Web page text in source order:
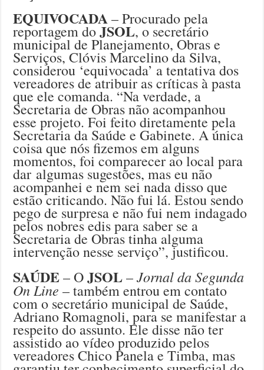
EQUIVOCADA– Procurado pela
reportagem doJSOL, o secretário
municipal de Planejamento, Obras e
Serviços, Clóvis Marcelino da Silva,
considerou ‘equivocada’ a tentativa dos
vereadores de atribuir as críticas à pasta
que ele comanda. “Na verdade, a
Secretaria de Obras não acompanhou
esse projeto. Foi feito diretamente pela
Secretaria da Saúde e Gabinete. A única
coisa que nós fizemos em alguns
momentos, foi comparecer ao local para
dar algumas sugestões, mas eu não
acompanhei e nem sei nada disso que
estão criticando. Não fui lá. Estou sendo
pego de surpresa e não fui nem indagado
pelos nobres edis para saber se a
Secretaria de Obras tinha alguma
intervenção nesse serviço”, justificou.
SAÚDE– OJSOL–Jornal da Segunda
On Line – também entrou em contato
com o secretário municipal de Saúde,
Adriano Romagnoli, para se manifestar a
respeito do assunto. Ele disse não ter
assistido ao vídeo produzido pelos
vereadores Chico Panela e Timba, mas